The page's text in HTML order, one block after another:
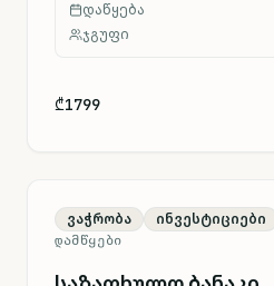
დაწყება
ჯგუფი
₾1799
ვაჭრობა ინვესტიციები
ᲓᲐᲛᲬᲧᲔᲑᲘ